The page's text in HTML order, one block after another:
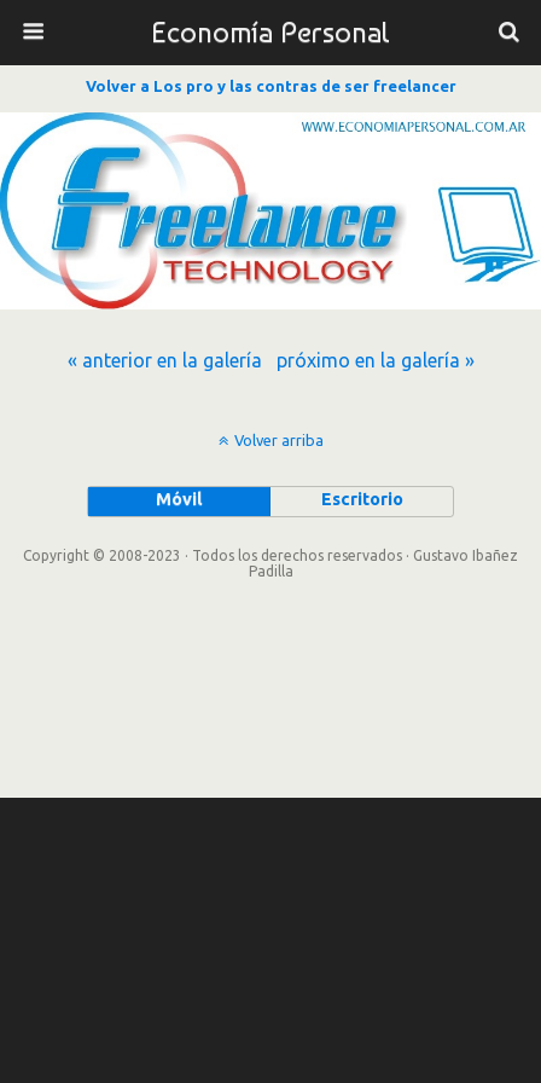
Economía Personal
Volver a Los pro y las contras de ser freelancer
« anterior en la galería próximo en la galería »
Volver arriba
Móvil Escritorio
Copyright © 2008-2023 · Todos los derechos reservados · Gustavo Ibañez
Padilla